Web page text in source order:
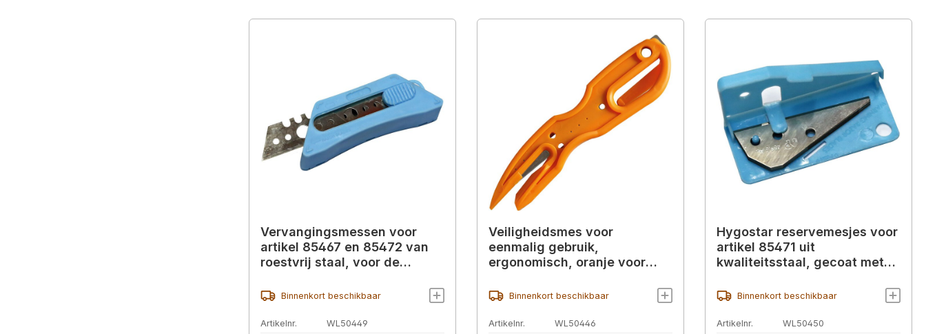
Vervangingsmessen voor
artikel 85467 en 85472 van
roestvrij staal, voor de
Binnenkort beschikbaar
Artikelnr. WL50449
Veiligheidsmes voor
eenmalig gebruik,
ergonomisch, oranje voor
plakband
Binnenkort beschikbaar
Artikelnr. WL50446
Hygostar reservemesjes voor
artikel 85471 uit
kwaliteitsstaal, gecoat met
Binnenkort beschikbaar
Artikelnr. WL50450